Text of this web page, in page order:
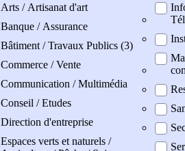
Arts / Artisanat d'art
Banque / Assurance
Bâtiment / Travaux Publics (3)
Commerce / Vente
Communication / Multimédia
Conseil / Etudes
Direction d'entreprise
Espaces verts et naturels /